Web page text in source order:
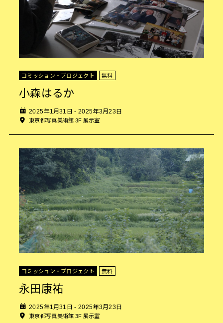
コミッション・プロジェクト 無料
小森はるか
2025年1月31日 - 2025年3月23日
東京都写真美術館 3F 展示室
コミッション・プロジェクト 無料
永田康祐
2025年1月31日 - 2025年3月23日
東京都写真美術館 3F 展示室